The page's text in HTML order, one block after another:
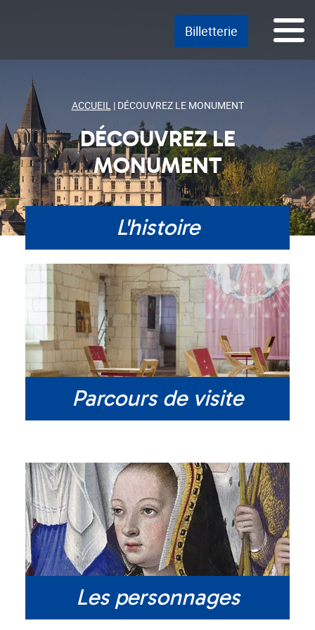
Menu
Billetterie
ACCUEIL | DÉCOUVREZ LE MONUMENT
DÉCOUVREZ LE
MONUMENT
L'histoire
Parcours de visite
Les personnages